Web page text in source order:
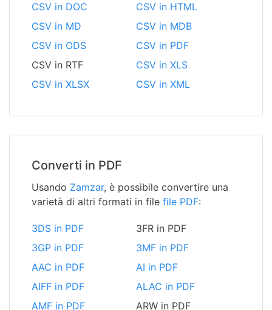
CSV in DOC
CSV in HTML
CSV in MD
CSV in MDB
CSV in ODS
CSV in PDF
CSV in RTF
CSV in XLS
CSV in XLSX
CSV in XML
Converti in PDF
Usando Zamzar, è possibile convertire una
varietà di altri formati in file file PDF:
3DS in PDF
3FR in PDF
3GP in PDF
3MF in PDF
AAC in PDF
AI in PDF
AIFF in PDF
ALAC in PDF
AMF in PDF
ARW in PDF